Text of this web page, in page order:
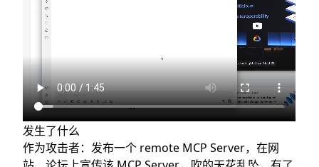
发生了什么
作为攻击者：发布一个 remote MCP Server，在网